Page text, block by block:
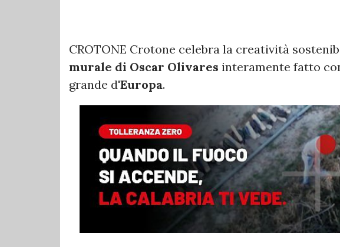
CROTONE Crotone celebra la creatività
murale di Oscar Olivares interamente fatto
grande d'Europa.